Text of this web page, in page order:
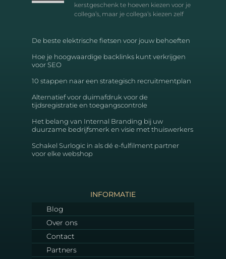
kerstgeschenk te hoeven kiezen voor je
collega’s, maar je collega’s kiezen zelf
De beste elektrische fietsen voor jouw behoeften
Hoe je hoogwaardige backlinks kunt verkrijgen
voor SEO
10 stappen naar een strategisch recruitmentplan
Alternatief voor duimafdruk voor de
tijdsregistratie en toegangscontrole
Het belang van Internal Branding bij uw
duurzame bedrijfsmerk en visie met thuiswerkers
Schakel Surlogic in als dé e-fulfilment partner
voor elke webshop
INFORMATIE
Blog
Over ons
Contact
Partners